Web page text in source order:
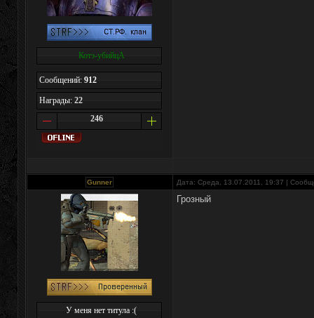
Котэ-убийцА
Сообщений: 912
Награды: 22
246
Gunner Дата: Среда, 13.07.2011, 19:37 |
У меня нет титула :(
Грозный